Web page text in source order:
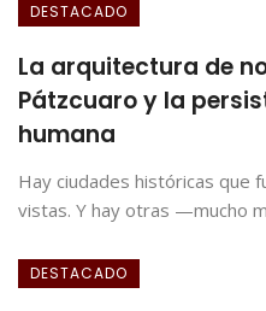
DESTACADO
La arquitectura de
Pátzcuaro y la
humana
Hay ciudades históricas que
vistas. Y hay otras —mucho
DESTACADO